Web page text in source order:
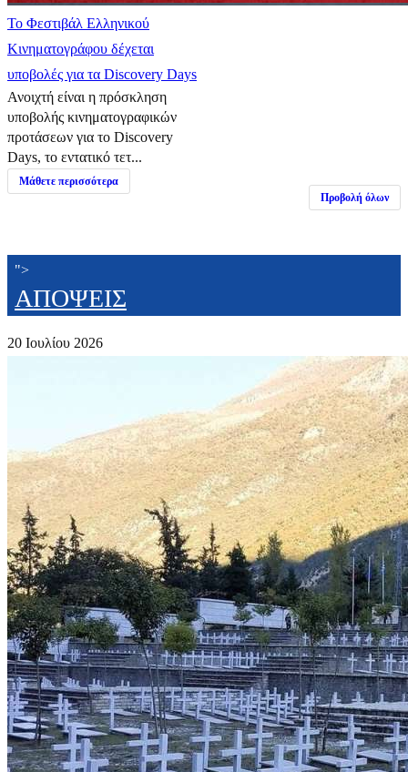
Το Φεστιβάλ Ελληνικού
Κινηματογράφου δέχεται
υποβολές για τα Discovery Days
Ανοιχτή είναι η πρόσκληση
υποβολής κινηματογραφικών
προτάσεων για το Discovery
Days, το εντατικό τετ...
Μάθετε περισσότερα
Προβολή όλων
">
ΑΠΟΨΕΙΣ
20 Ιουλίου 2026